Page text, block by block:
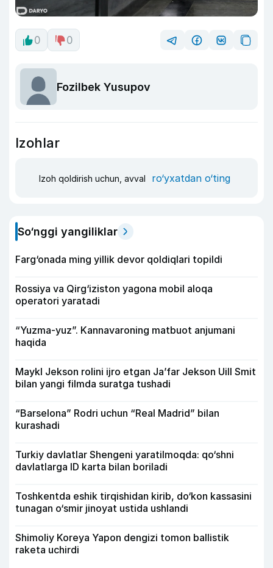
0 0
Fozilbek Yusupov
Izohlar
Izoh qoldirish uchun, avval ro‘yxatdan o‘ting
So‘nggi yangiliklar
Farg‘onada ming yillik devor qoldiqlari topildi
Rossiya va Qirg‘iziston yagona mobil aloqa
operatori yaratadi
“Yuzma-yuz”. Kannavaroning matbuot anjumani
haqida
Maykl Jekson rolini ijro etgan Ja’far Jekson Uill Smit
bilan yangi filmda suratga tushadi
“Barselona” Rodri uchun “Real Madrid” bilan
kurashadi
Turkiy davlatlar Shengeni yaratilmoqda: qo‘shni
davlatlarga ID karta bilan boriladi
Toshkentda eshik tirqishidan kirib, do‘kon kassasini
tunagan o‘smir jinoyat ustida ushlandi
Shimoliy Koreya Yapon dengizi tomon ballistik
raketa uchirdi